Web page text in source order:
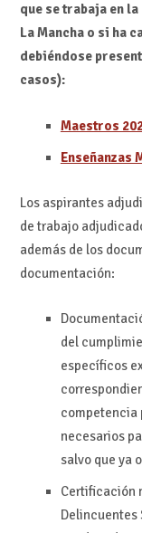
que se trabaja en
La Mancha o si ha
debiéndose
casos):
Maestros
Enseñanzas
Los aspirantes
de trabajo
además de los
documentación:
del
específicos
competencia
necesarios
salvo que ya
Certificación
Delincuentes